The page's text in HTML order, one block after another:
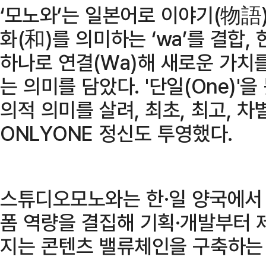
‘모노와’는 일본어로 이야기(物
화(和)를 의미하는 ‘wa’를 결합
하나로 연결(Wa)해 새로운 가
는 의미를 담았다. '단일(One)'
의적 의미를 살려, 최초, 최고, 차
ONLYONE 정신도 투영했다.
스튜디오모노와는 한·일 양국에
폼 역량을 결집해 기획·개발부터
지는 콘텐츠 밸류체인을 구축하